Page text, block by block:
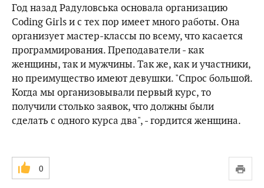
Год назад Радуловська основала организацию
Coding Girls и с тех пор имеет много работы. Она
организует мастер-классы по всему, что касается
программирования. Преподаватели - как
женщины, так и мужчины. Так же, как и участники,
но преимущество имеют девушки. "Спрос большой.
Когда мы организовывали первый курс, то
получили столько заявок, что должны были
сделать с одного курса два", - гордится женщина.
0